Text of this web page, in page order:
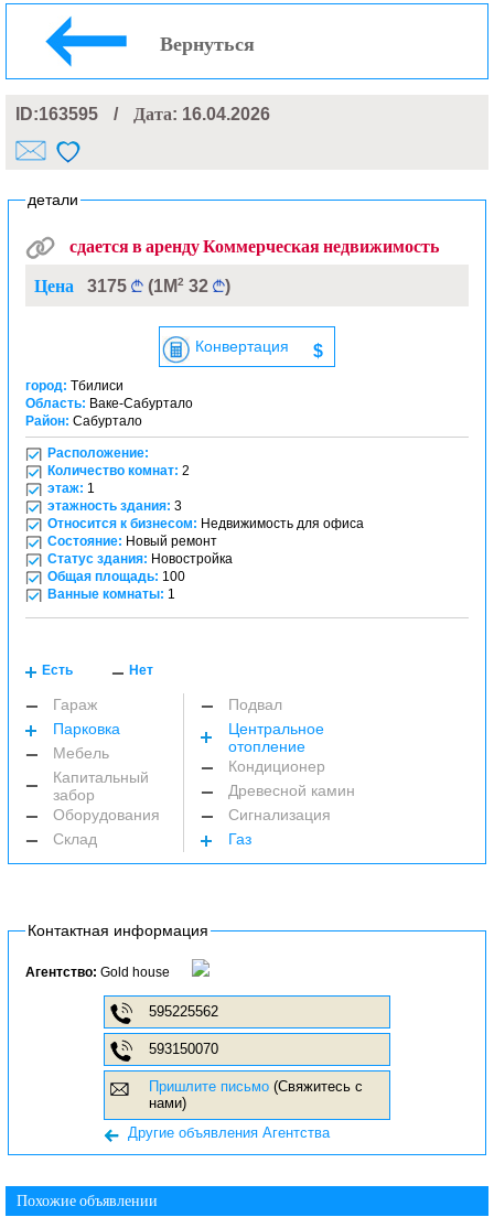
Вернуться
ID:163595 / Дата: 16.04.2026
детали
сдается в аренду Коммерческая недвижимость
Цена
3175 (1М2 32 )
Конвертация $
город: Тбилиси
Область: Ваке-Сабуртало
Район: Сабуртало
Расположение:
Количество комнат: 2
этаж: 1
этажность здания: 3
Относится к бизнесом: Недвижимость для офиса
Состояние: Новый ремонт
Статус здания: Новостройка
Общая площадь: 100
Ванные комнаты: 1
Есть Нет
Гараж
Парковка
Мебель
Капитальный
забор
Оборудования
Склад
Подвал
Центральное
отопление
Кондиционер
Древесной камин
Сигнализация
Газ
Контактная информация
Агентство: Gold house
595225562
593150070
Пришлите письмо (Свяжитесь с
нами)
Другие объявления Агентства
Похожие объявлении